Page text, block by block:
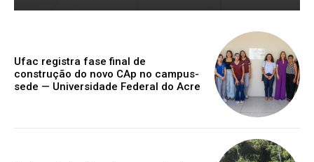
Ufac registra fase final de
construção do novo CAp no campus-
sede — Universidade Federal do Acre